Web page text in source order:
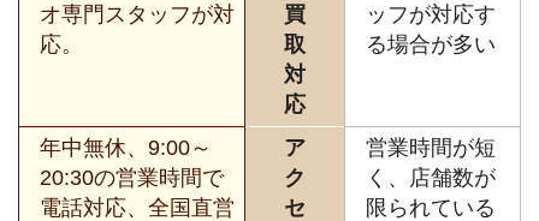
オ専門スタッフが対
応。
買
取
対
応
ッフが対応す
る場合が多い
年中無休、9:00～
20:30の営業時間で
電話対応、全国直営
ア
ク
セ
営業時間が短
く、店舗数が
限られている